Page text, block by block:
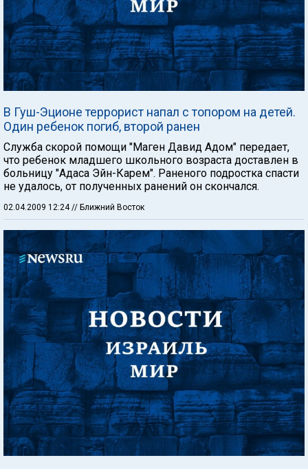
В Гуш-Эционе террорист напал с топором на детей.
Один ребенок погиб, второй ранен
Служба скорой помощи "Маген Давид Адом" передает,
что ребенок младшего школьного возраста доставлен в
больницу "Адаса Эйн-Карем". Раненого подростка спасти
не удалось, от полученных ранений он скончался.
02.04.2009 12:24 // Ближний Восток